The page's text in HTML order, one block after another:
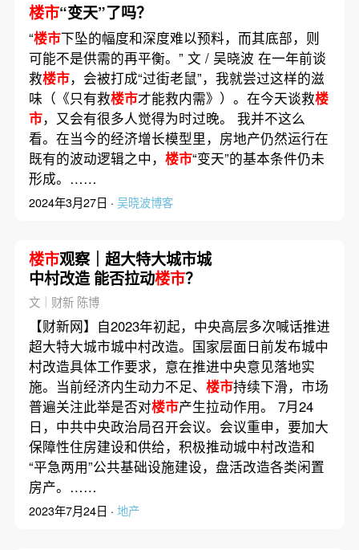
楼市“变天”了吗？
“楼市下坠的幅度和深度难以预料，而其底部，则
可能不是供需的再平衡。” 文 / 吴晓波 在一年前谈
救楼市，会被打成“过街老鼠”，我就尝过这样的滋
味（《只有救楼市才能救内需》）。在今天谈救楼
市，又会有很多人觉得为时过晚。 我并不这么
看。在当今的经济增长模型里，房地产仍然运行在
既有的波动逻辑之中， 楼市“变天”的基本条件仍未
形成。……
2024年3月27日 · 吴晓波博客
楼市观察｜超大特大城市城
中村改造 能否拉动楼市？
文｜财新 陈博
【财新网】自2023年初起，中央高层多次喊话推进
超大特大城市城中村改造。国家层面日前发布城中
村改造具体工作要求，意在推进中央意见落地实
施。当前经济内生动力不足、 楼市持续下滑，市场
普遍关注此举是否对楼市产生拉动作用。 7月24
日，中共中央政治局召开会议。会议重申，要加大
保障性住房建设和供给，积极推动城中村改造和
“平急两用”公共基础设施建设，盘活改造各类闲置
房产。……
2023年7月24日 · 地产